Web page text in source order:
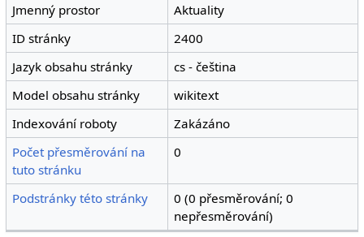
Jmenný prostor
Aktuality
ID stránky
2400
Jazyk obsahu stránky
cs - čeština
Model obsahu stránky
wikitext
Indexování roboty
Zakázáno
Počet přesměrování na
tuto stránku
0
Podstránky této stránky
0 (0 přesměrování; 0
nepřesměrování)